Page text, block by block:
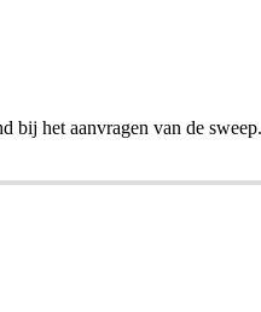
bij het aanvragen van de